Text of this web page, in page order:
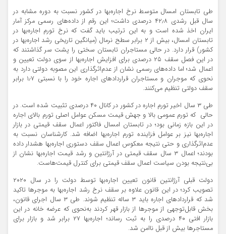
طی تابستان امسال متوسط نرخ اجاره‌‌بها در کشور نسبت به دوره مشابه در
سال قبل رشدی ۴۲٫۸ درصدی داشت؛ این رقم از داده‌‌های رسمی مرکز آمار
ایران اخذ شده است و به این ترتیب باید گفت که نرخ تورم اجاره‌‌بها در
تابستان امسال، بیش از ۲ برابر سطح نرمال (میانگین تاریخی رشد اجاره‌‌بها در
کشور) قرار دارد. در حالی مستاجران تابستان سختی را پشت سر گذاشتند که
در این فصل سقف ۲۵ درصدی برای افزایش اجاره‌‌بها از سوی دولت تعیین و
اعمال شد؛ اما داده‌‌های رسمی نشان از عدم‌اثرگذاری این مصوبه دولتی دارد به
نحوی که موجران و مستاجران قراردادهای اجاره خود را با نسبتی ۱٫۷ برابر
سقف دولتی تنظیم می‌کنند.
طی ۳ سال اخیر تورم اجاره در کشور در کانال ۴۰ درصدی تثبیت شده است. در
حالی که تورم عمومی بالا و جهش قیمت مسکن عوامل اصلی تورم بالای اجاره
در این بازه زمانی بود؛ در تابستان امسال فاکتور اعمال سقف قیمتی در بازار
اجاره‌‌بها نیز بر عوامل فزاینده تورم اجاره‌‌بها اضافه شد. کارشناسان نسبت به
عدم‌اثرگذاری و حتی نتیجه معکوس اعمال سقف دستوری اجاره‌‌بها هشدار داده
بودند؛ اعمال ۳ سال سقف قیمتی در آرژانتین و رشد قیمت اجاره‌‌بها نشان از
بی‌‌نتیجه بودن سیاست اعمال سقف قیمتی برای کنترل قیمت‌هاست.
دولت قبلی آرژانتین قانون تعیین اجاره‌‌بها توسط دولت را در سال ۲۰۲۰
تصویب کرد؛ در این قانون علاوه بر سقف نرخ رشد اجاره‌‌بها به موجرها تاکید
شد که قراردادهای اجاره باید ۳ ساله تنظیم شوند. طی ۳ سال اجرای قانون،
بخش قابل‌توجهی از موجرها از بازار قهر کردند به‌‌نحوی که عرضه خانه در این
بازار افتی ۴۰ درصدی را به ثبت رساند؛ اجاره‌‌بها ۲۷ برابر شد و بازار برای
مستاجرها بیش از قبل ناامن شد.